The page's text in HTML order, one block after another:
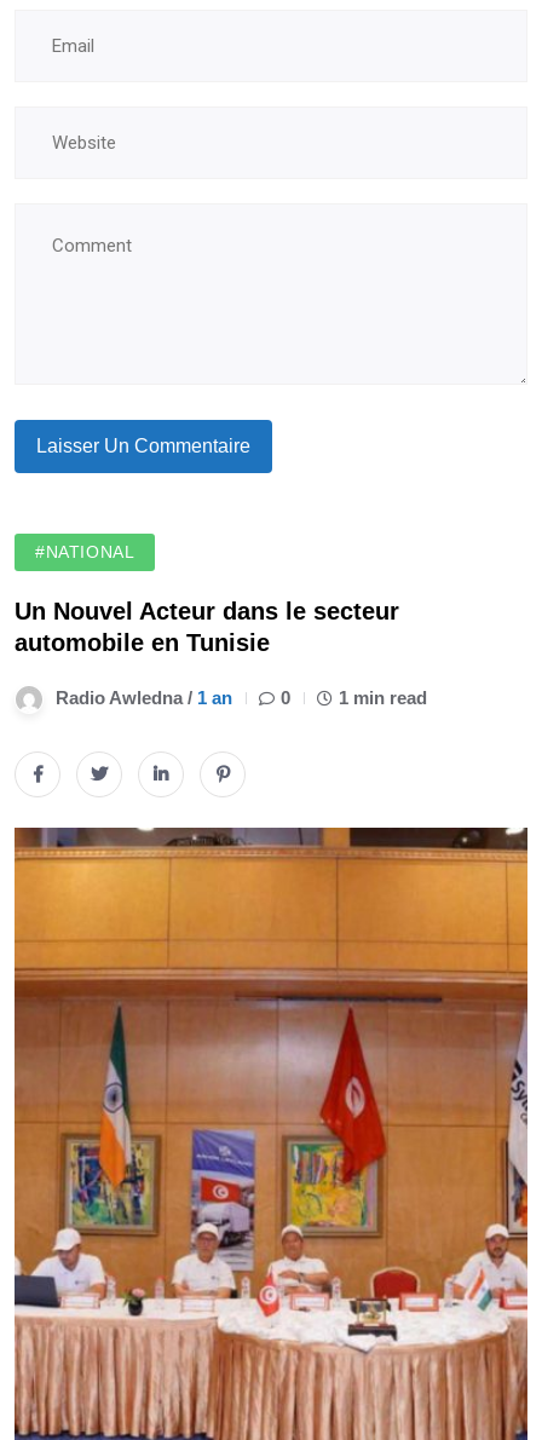
#NATIONAL
Un Nouvel Acteur dans le secteur
automobile en Tunisie
Radio Awledna / 1 an 0 1 min read